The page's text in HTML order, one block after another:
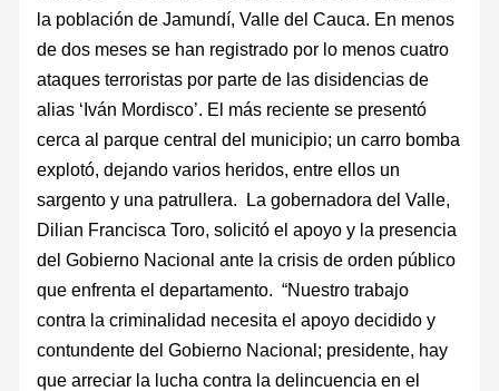
la población de Jamundí, Valle del Cauca. En menos
de dos meses se han registrado por lo menos cuatro
ataques terroristas por parte de las disidencias de
alias ‘Iván Mordisco’. El más reciente se presentó
cerca al parque central del municipio; un carro bomba
explotó, dejando varios heridos, entre ellos un
sargento y una patrullera. La gobernadora del Valle,
Dilian Francisca Toro, solicitó el apoyo y la presencia
del Gobierno Nacional ante la crisis de orden público
que enfrenta el departamento. “Nuestro trabajo
contra la criminalidad necesita el apoyo decidido y
contundente del Gobierno Nacional; presidente, hay
que arreciar la lucha contra la delincuencia en el